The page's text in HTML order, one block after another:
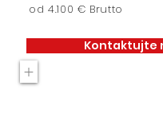
od 4.100 € Brutto
Kontaktujte
+